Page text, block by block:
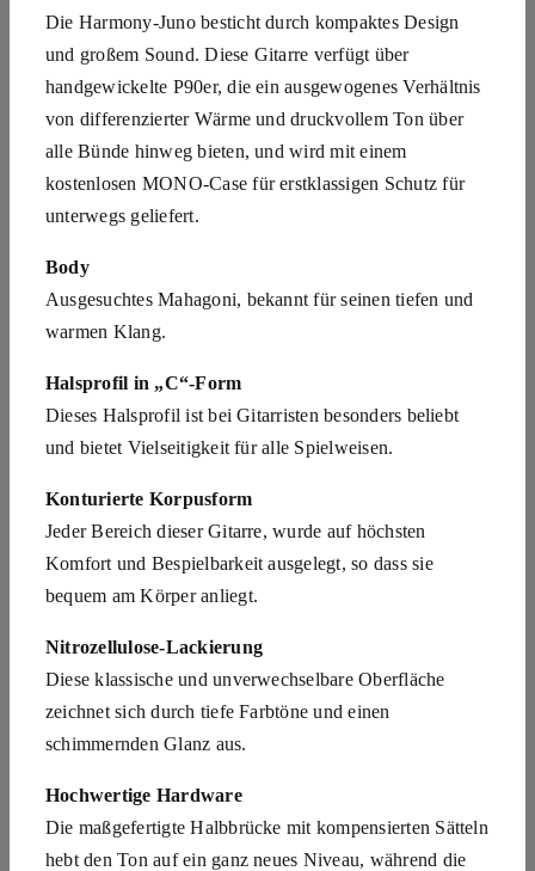
Die Harmony-Juno besticht durch kompaktes Design
und großem Sound. Diese Gitarre verfügt über
handgewickelte P90er, die ein ausgewogenes Verhältnis
von differenzierter Wärme und druckvollem Ton über
alle Bünde hinweg bieten, und wird mit einem
kostenlosen MONO-Case für erstklassigen Schutz für
unterwegs geliefert.
Body
Ausgesuchtes Mahagoni, bekannt für seinen tiefen und
warmen Klang.
Halsprofil in „C“-Form
Dieses Halsprofil ist bei Gitarristen besonders beliebt
und bietet Vielseitigkeit für alle Spielweisen.
Konturierte Korpusform
Jeder Bereich dieser Gitarre, wurde auf höchsten
Komfort und Bespielbarkeit ausgelegt, so dass sie
bequem am Körper anliegt.
Nitrozellulose-Lackierung
Diese klassische und unverwechselbare Oberfläche
zeichnet sich durch tiefe Farbtöne und einen
schimmernden Glanz aus.
Hochwertige Hardware
Die maßgefertigte Halbbrücke mit kompensierten Sätteln
hebt den Ton auf ein ganz neues Niveau, während die